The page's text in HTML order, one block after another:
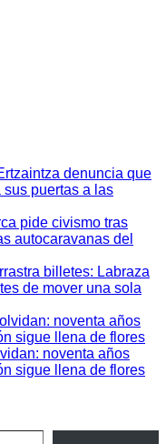
denuncia que
puertas a las
pide civismo tras
autocaravanas del
billetes: Labraza
de mover una sola
noventa años
sigue llena de flores
noventa años
sigue llena de flores